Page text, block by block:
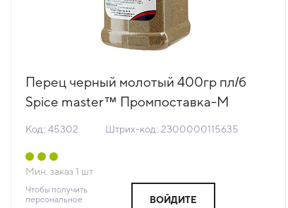
Перец черный молотый 400гр пл/б
Spice master™ Промпоставка-М
Код: 45302 Штрих-код: 2300000115635
Мин. заказ 1 шт
Чтобы получить
персональное
ВОЙДИТЕ